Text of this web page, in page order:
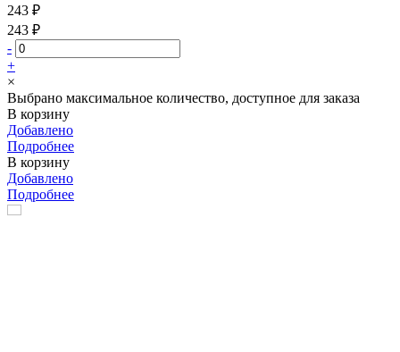
243 ₽
243 ₽
-
+
×
Выбрано максимальное количество, доступное для заказа
В корзину
Добавлено
Подробнее
В корзину
Добавлено
Подробнее